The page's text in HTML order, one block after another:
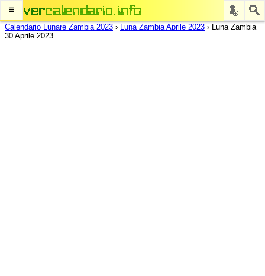
≡
Calendario Lunare Zambia 2023 › Luna Zambia Aprile 2023 › Luna Zambia
30 Aprile 2023